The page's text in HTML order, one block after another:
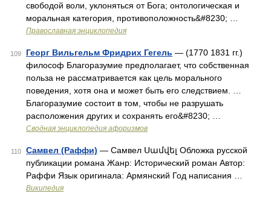
свободой воли, уклоняться от Бога; онтологическая и
моральная категория, противоположность&#8230; …
Православная энциклопедия
109 Георг Вильгельм Фридрих Гегель — (1770 1831 гг.)
философ Благоразумие предполагает, что собственная
польза не рассматривается как цель морального
поведения, хотя она и может быть его следствием. …
Благоразумие состоит в том, чтобы не разрушать
расположения других и сохранять его&#8230; …
Сводная энциклопедия афоризмов
110 Самвел (Раффи) — Самвел Սամվել Обложка русской
публикации романа Жанр: Исторический роман Автор:
Раффи Язык оригинала: Армянский Год написания …
Википедия